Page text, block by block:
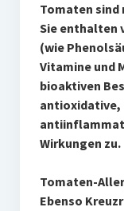
Tomaten
Sie enthalten
(wie
Vitamine und
bioaktiven
Wirkungen zu.
Tomaten-
Ebenso